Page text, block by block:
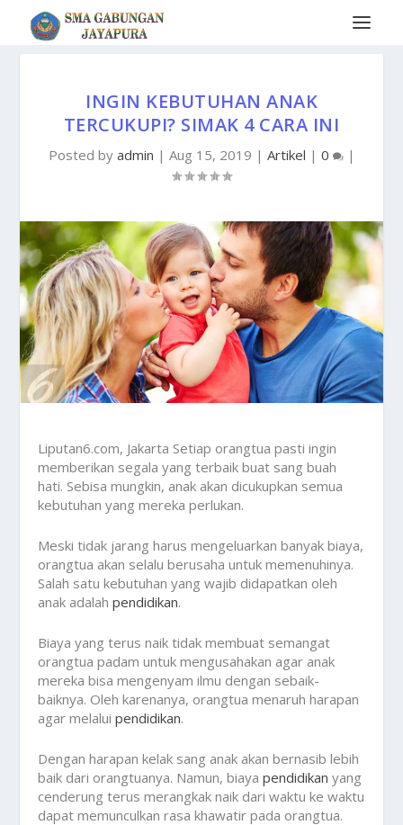
INGIN KEBUTUHAN ANAK
TERCUKUPI? SIMAK 4 CARA INI
Posted by admin | Aug 15, 2019 | Artikel | 0 |
Liputan6.com, Jakarta Setiap orangtua pasti ingin
memberikan segala yang terbaik buat sang buah
hati. Sebisa mungkin, anak akan dicukupkan semua
kebutuhan yang mereka perlukan.
Meski tidak jarang harus mengeluarkan banyak biaya,
orangtua akan selalu berusaha untuk memenuhinya.
Salah satu kebutuhan yang wajib didapatkan oleh
anak adalahpendidikan.
Biaya yang terus naik tidak membuat semangat
orangtua padam untuk mengusahakan agar anak
mereka bisa mengenyam ilmu dengan sebaik-
baiknya. Oleh karenanya, orangtua menaruh harapan
agar melaluipendidikan.
Dengan harapan kelak sang anak akan bernasib lebih
baik dari orangtuanya. Namun, biayapendidikanyang
cenderung terus merangkak naik dari waktu ke waktu
dapat memunculkan rasa khawatir pada orangtua.